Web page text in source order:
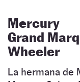
Mercury
Grand
Wheeler
La hermana de